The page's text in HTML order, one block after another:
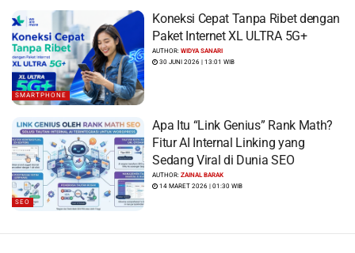
SMARTPHONE
Koneksi Cepat Tanpa Ribet dengan
Paket Internet XL ULTRA 5G+
AUTHOR:WIDYA SANARI
30 JUNI 2026 | 13:01 WIB
SEO
Apa Itu “Link Genius” Rank Math?
Fitur AI Internal Linking yang
Sedang Viral di Dunia SEO
AUTHOR:ZAINAL BARAK
14 MARET 2026 | 01:30 WIB